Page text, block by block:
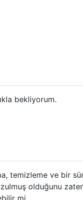
bekliyorum.
temizleme ve bir
olduğunu
mi.